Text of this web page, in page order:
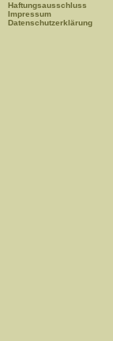
Haftungsausschluss
Impressum
Datenschutzerklärung